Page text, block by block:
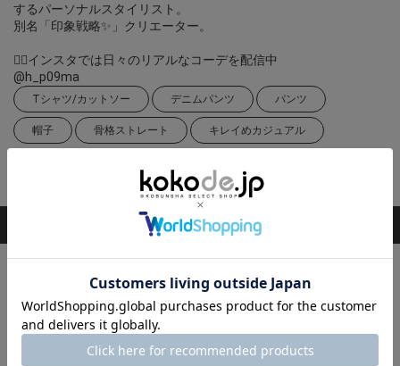
するパーソナルスタイリスト。
別名「印象戦略✨」クリエーター。
❁⃘インスタでは日々のリアルなコーデを配信中
@h_p09ma
Tシャツ/カットソー デニムパンツ パンツ
帽子 骨格ストレート キレイめカジュアル